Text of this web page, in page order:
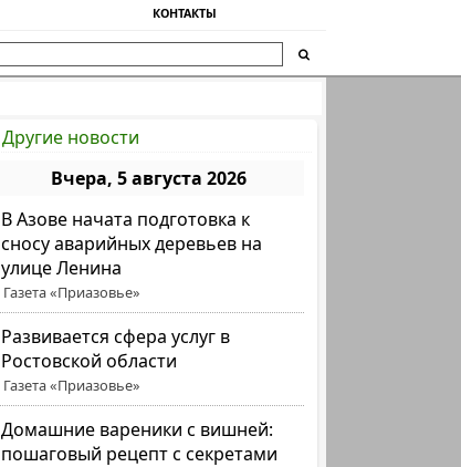
КОНТАКТЫ
Другие новости
Вчера, 5 августа 2026
В Азове начата подготовка к
сносу аварийных деревьев на
улице Ленина
Газета «Приазовье»
Развивается сфера услуг в
Ростовской области
Газета «Приазовье»
Домашние вареники с вишней:
пошаговый рецепт с секретами